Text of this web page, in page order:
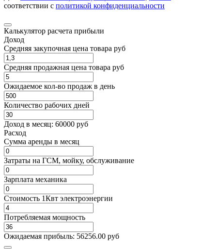
соответствии с политикой конфиденциальности
Калькулятор расчета прибыли
Доход
Средняя закупочная цена товара руб
Средняя продажная цена товара руб
Ожидаемое кол-во продаж в день
Количество рабочих дней
Доход в месяц: 60000 руб
Расход
Cумма аренды в месяц
Затраты на ГСМ, мойку, обслуживание
Зарплата механика
Стоимость 1Квт электроэнергии
Потребляемая мощность
Ожидаемая прибыль: 56256.00 руб